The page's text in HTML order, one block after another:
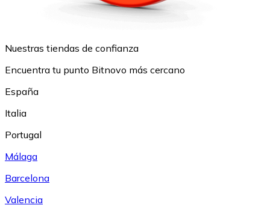
Nuestras tiendas de confianza
Encuentra tu punto Bitnovo más cercano
España
Italia
Portugal
Málaga
Barcelona
Valencia